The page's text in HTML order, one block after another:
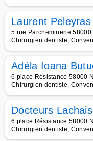
Laurent Peleyras
5 rue Parcheminerie
Chirurgien dentiste,
Adéla Ioana
6 place Résistance 58000
Chirurgien dentiste,
Docteurs
6 place Résistance 58000
Chirurgien dentiste,